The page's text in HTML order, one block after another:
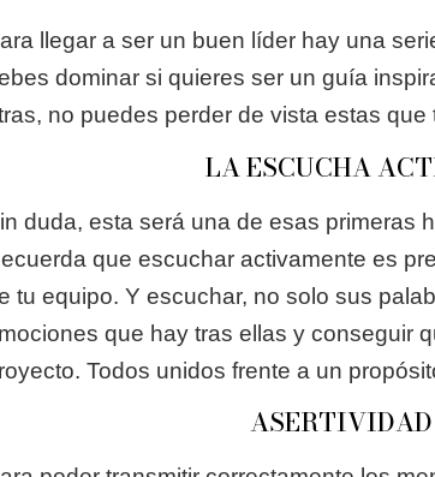
llegar a ser un buen líder hay una
dominar si quieres ser un guía
no puedes perder de vista estas
LA ESCUCHA
duda, esta será una de esas primeras
que escuchar activamente es
tu equipo. Y escuchar, no solo sus
que hay tras ellas y conseguir
Todos unidos frente a un
ASERTIVIDAD